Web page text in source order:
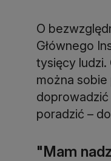
O
Głównego
tysięcy ludzi.
można
doprowadzić
poradzić –
"Mam